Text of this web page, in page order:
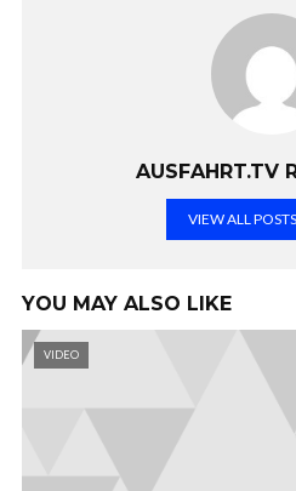
AUSFAHRT.TV
VIEW ALL POSTS
YOU MAY ALSO LIKE
VIDEO